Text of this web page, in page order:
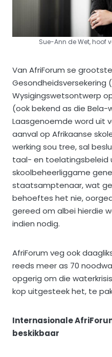
Sue-Ann de Wet, hoof
Van AfriForum se
Gesondheidsversekering
Wysigingswetsontwerp
(ook bekend as die
Laasgenoemde word uit
aanval op Afrikaanse
werking sou tree, sal
taal- en toelatingsbeleid
skoolbeheerliggame
staatsamptenaar, wat
behoeftes het nie,
gereed om albei hierdie
indien nodig.
AfriForum veg ook
reeds meer as 70
opgerig om die
kop uitgesteek het, te
Internasionale
beskikbaar